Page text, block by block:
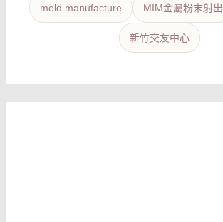
mold manufacture MIM金屬粉末射出
新竹交友中心